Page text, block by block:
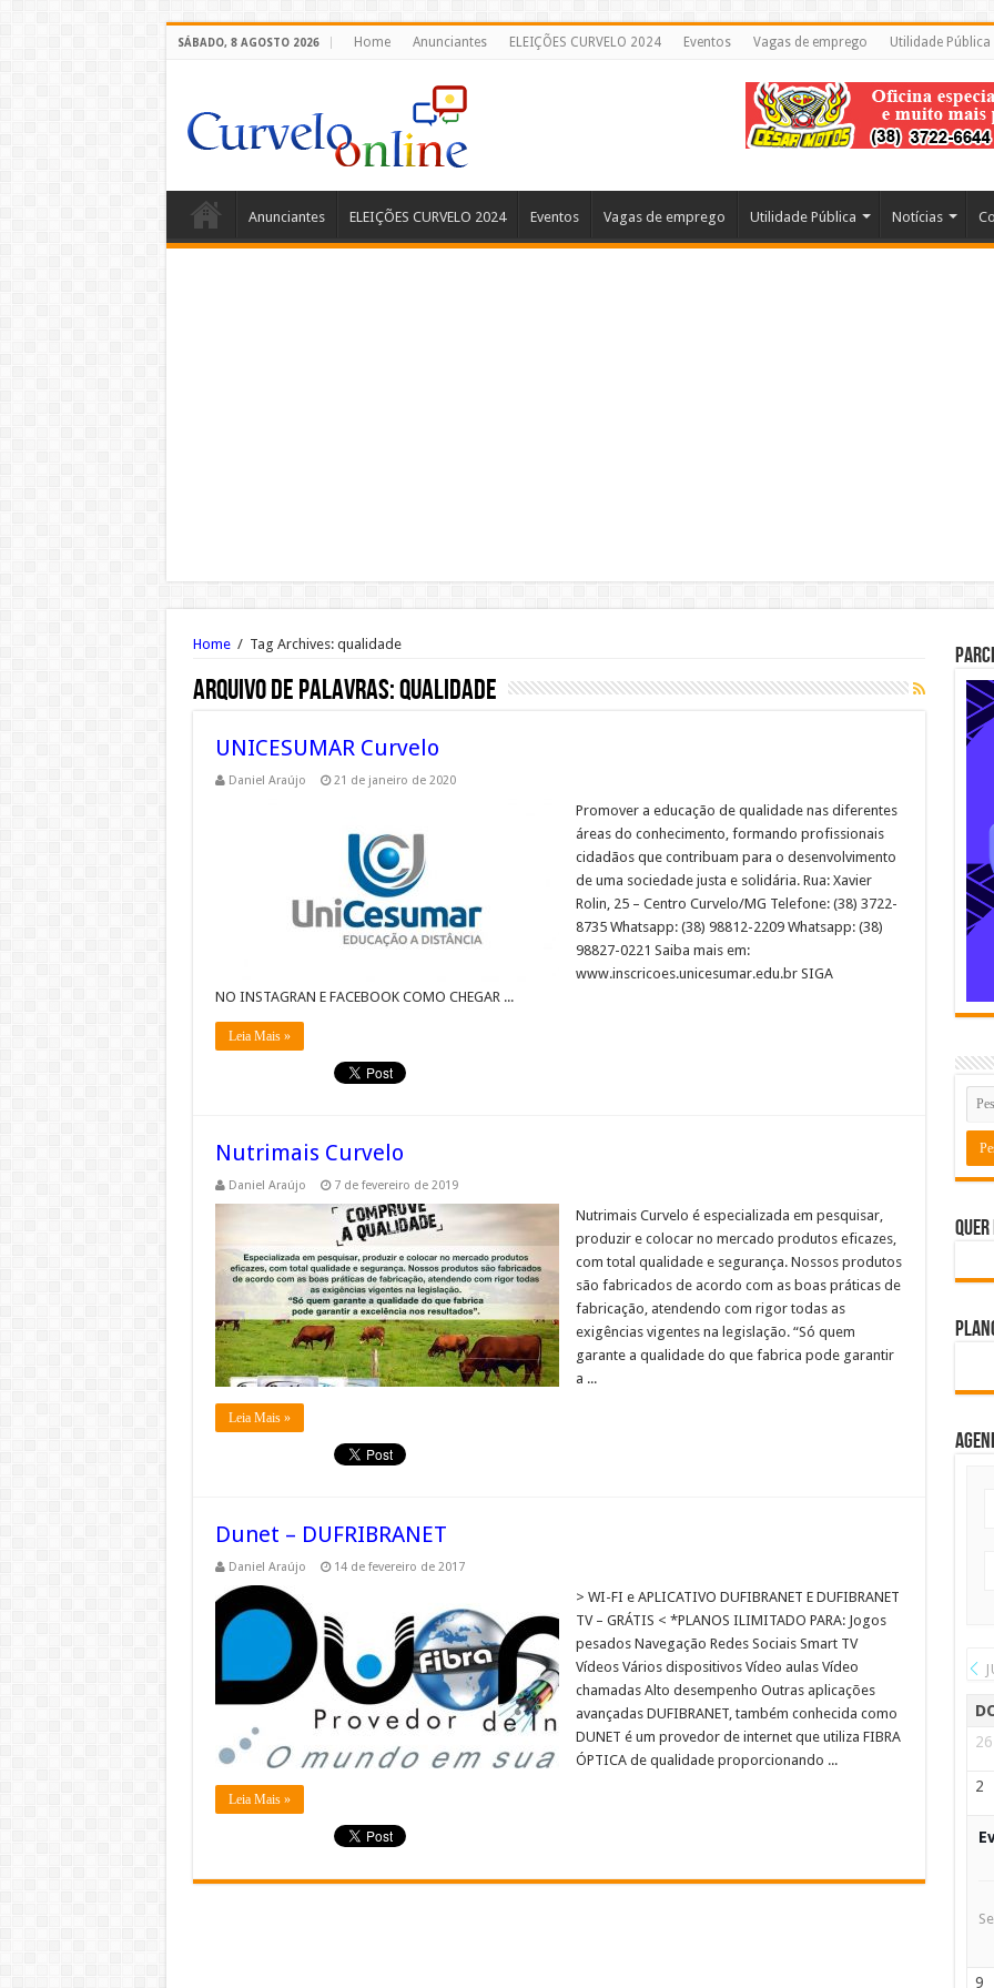
SÁBADO, 8 AGOSTO 2026 Home Anunciantes ELEIÇÕES CURVELO 2024 Eventos Vagas de emprego Utilidade Pública
Anunciantes ELEIÇÕES CURVELO 2024 Eventos Vagas de emprego Utilidade Pública Notícias
Home / Tag Archives: qualidade
Arquivo de palavras:qualidade
UNICESUMAR Curvelo
Daniel Araújo 21 de janeiro de 2020
Promover a educação de qualidade nas diferentes
áreas do conhecimento, formando profissionais
cidadãos que contribuam para o desenvolvimento
de uma sociedade justa e solidária. Rua: Xavier
Rolin, 25 – Centro Curvelo/MG Telefone: (38) 3722-
8735 Whatsapp: (38) 98812-2209 Whatsapp: (38)
98827-0221 Saiba mais em:
www.inscricoes.unicesumar.edu.br SIGA
NO INSTAGRAN E FACEBOOK COMO CHEGAR ...
Leia Mais »
Nutrimais Curvelo
Daniel Araújo 7 de fevereiro de 2019
Nutrimais Curvelo é especializada em pesquisar,
produzir e colocar no mercado produtos eficazes,
com total qualidade e segurança. Nossos produtos
são fabricados de acordo com as boas práticas de
fabricação, atendendo com rigor todas as
exigências vigentes na legislação. “Só quem
garante a qualidade do que fabrica pode garantir
a ...
Leia Mais »
Dunet – DUFRIBRANET
Daniel Araújo 14 de fevereiro de 2017
> WI-FI e APLICATIVO DUFIBRANET E DUFIBRANET
TV – GRÁTIS < *PLANOS ILIMITADO PARA: Jogos
pesados Navegação Redes Sociais Smart TV
Vídeos Vários dispositivos Vídeo aulas​ Vídeo
chamadas Alto desempenho Outras aplicações
avançadas DUFIBRANET, também conhecida como
DUNET é um provedor de internet que utiliza FIBRA
ÓPTICA de qualidade proporcionando ...
Leia Mais »
26
2
9